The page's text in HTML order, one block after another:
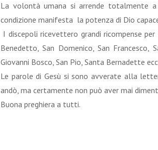
La volontà umana si arrende totalmente
condizione manifesta la potenza di Dio
I discepoli ricevettero grandi ricompense
Benedetto, San Domenico, San Francesco,
Giovanni Bosco, San Pio, Santa Bernadette
Le parole di Gesù si sono avverate alla
andò, ma certamente non può aver mai
Buona preghiera a tutti.